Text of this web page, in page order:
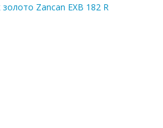
Zancan EXB 182 R